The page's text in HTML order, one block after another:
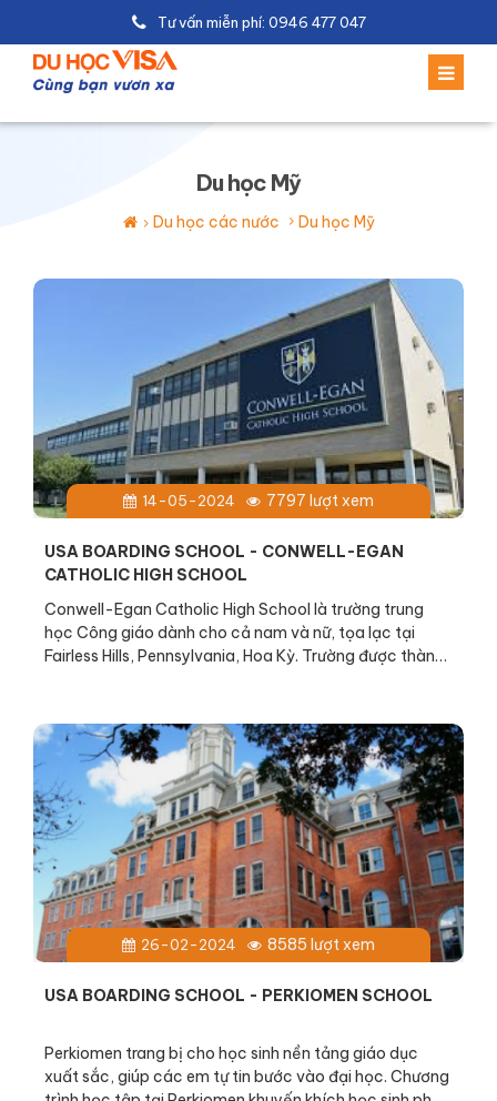
Tư vấn miễn phí: 0946 477 047
Du học Mỹ
Du học các nước Du học Mỹ
14-05-2024 7797 lượt xem
USA BOARDING SCHOOL - CONWELL-EGAN
CATHOLIC HIGH SCHOOL
Conwell-Egan Catholic High School là trường trung
học Công giáo dành cho cả nam và nữ, tọa lạc tại
Fairless Hills, Pennsylvania, Hoa Kỳ. Trường được thành
học sinh thành công trong tương lai.
26-02-2024 8585 lượt xem
USA BOARDING SCHOOL - PERKIOMEN SCHOOL
Perkiomen trang bị cho học sinh nền tảng giáo dục
xuất sắc, giúp các em tự tin bước vào đại học. Chương